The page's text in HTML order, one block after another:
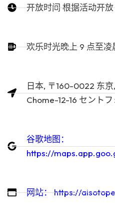
开放时间 根据活动开放
欢乐时光晚上 9 点至凌
日本, 〒160-0022 东京
Chome-12-16 セントフ
谷歌地图：
https://
网站： https://